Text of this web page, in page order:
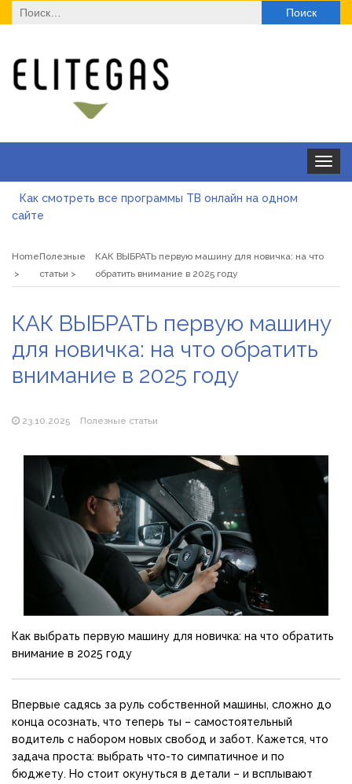
Найти:
Toggle
Как смотреть все программы ТВ онлайн на одном
сайте
Де купити паяльну станцію у 2026 році
закупки
Альгинатная маска при акне: помогает или вредит
Популярні види вібраторів: які моделі бувають і як
HomeПолезные
статьи
КАК ВЫБРАТЬ первую машину для новичка: на что
обратить внимание в 2025 году
КАК ВЫБРАТЬ первую машину
для новичка: на что обратить
внимание в 2025 году
23.10.2025 Полезные статьи
Как выбрать первую машину для новичка: на что обратить
внимание в 2025 году
Впервые садясь за руль собственной машины, сложно до
конца осознать, что теперь ты – самостоятельный
водитель с набором новых свобод и забот. Кажется, что
задача проста: выбрать что-то симпатичное и по
бюджету. Но стоит окунуться в детали – и всплывают